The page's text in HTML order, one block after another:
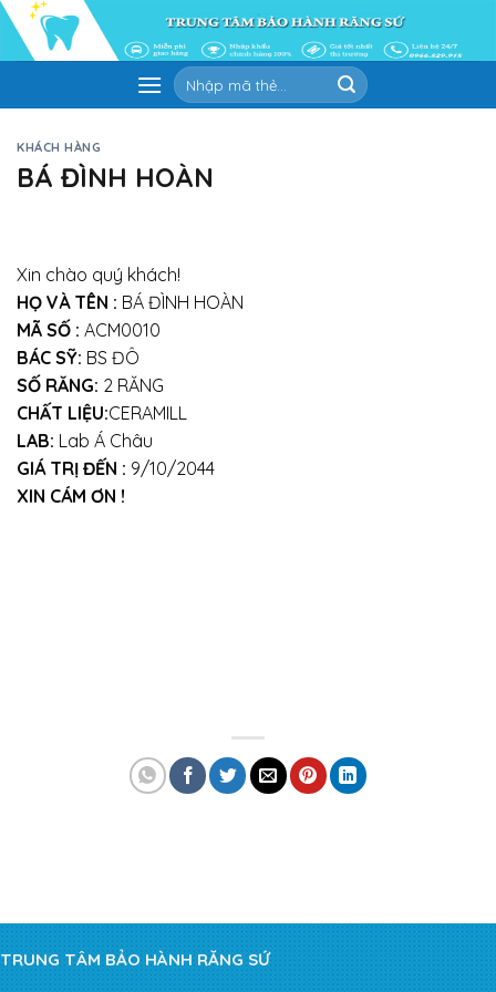
Skip
content
Tìm
kiếm:
KHÁCH HÀNG
BÁ ĐÌNH HOÀN
Xin chào quý khách!
HỌ VÀ TÊN : BÁ ĐÌNH HOÀN
MÃ SỐ : ACM0010
BÁC SỸ: BS ĐÔ
SỐ RĂNG: 2 RĂNG
CHẤT LIỆU:CERAMILL
LAB: Lab Á Châu
GIÁ TRỊ ĐẾN : 9/10/2044
XIN CÁM ƠN !
TRUNG TÂM BẢO HÀNH RĂNG SỨ